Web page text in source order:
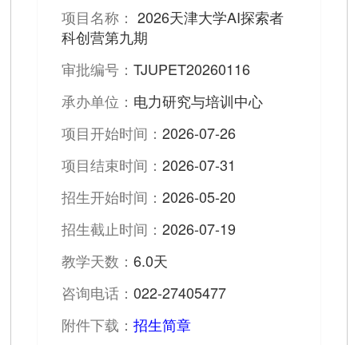
项目名称： 2026天津大学AI探索者
科创营第九期
审批编号：TJUPET20260116
承办单位： 电力研究与培训中心
项目开始时间：2026-07-26
项目结束时间：2026-07-31
招生开始时间：2026-05-20
招生截止时间：2026-07-19
教学天数：6.0天
咨询电话：022-27405477
附件下载：招生简章